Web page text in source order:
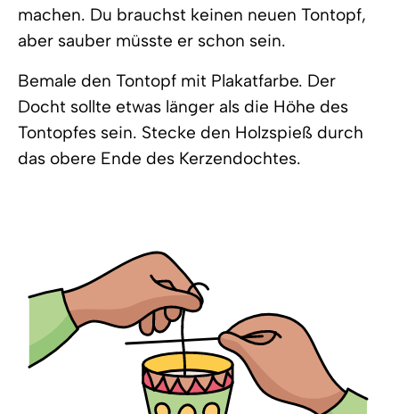
machen. Du brauchst keinen neuen Tontopf,
aber sauber müsste er schon sein.
Bemale den Tontopf mit Plakatfarbe. Der
Docht sollte etwas länger als die Höhe des
Tontopfes sein. Stecke den Holzspieß durch
das obere Ende des Kerzendochtes.